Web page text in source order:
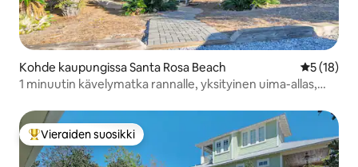
Kohde kaupungissa Santa Rosa Beach
5 (18)
1 minuutin kävelymatka rannalle, yksityinen uima-allas,
Vieraiden suosikkien parhaimmistoa
Vieraiden suosikki